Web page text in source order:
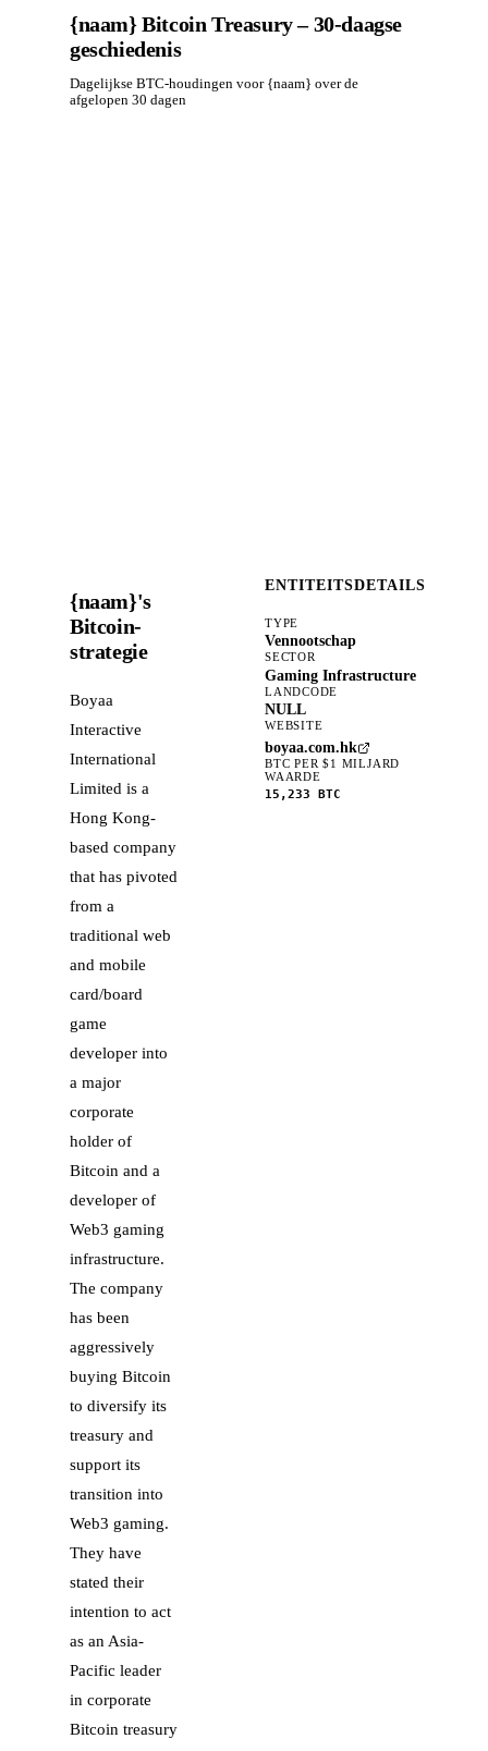
{naam} Bitcoin Treasury – 30-daagse
geschiedenis
Dagelijkse BTC-houdingen voor {naam} over de
afgelopen 30 dagen
{naam}'s
Bitcoin-
strategie
Boyaa
Interactive
International
Limited is a
Hong Kong-
based company
that has pivoted
from a
traditional web
and mobile
card/board
game
developer into
a major
corporate
holder of
Bitcoin and a
developer of
Web3 gaming
infrastructure.
The company
has been
aggressively
buying Bitcoin
to diversify its
treasury and
support its
transition into
Web3 gaming.
They have
stated their
intention to act
as an Asia-
Pacific leader
in corporate
Bitcoin treasury
ENTITEITSDETAILS
TYPE
Vennootschap
SECTOR
Gaming Infrastructure
LANDCODE
NULL
WEBSITE
boyaa.com.hk
BTC PER $1 MILJARD
WAARDE
15,233 BTC